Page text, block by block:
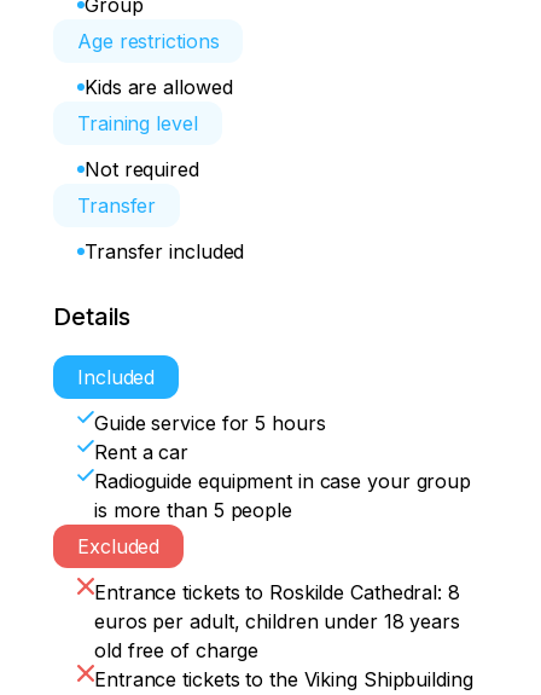
Group
Age restrictions
Kids are allowed
Training level
Not required
Transfer
Transfer included
Details
Included
Guide service for 5 hours
Rent a car
Radioguide equipment in case your group
is more than 5 people
Excluded
Entrance tickets to Roskilde Cathedral: 8
euros per adult, children under 18 years
old free of charge
Entrance tickets to the Viking Shipbuilding